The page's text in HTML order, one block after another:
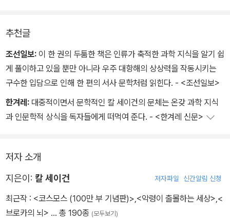
적인 사건이 더 크게 작용하고, 지구에서는 내부적인 변화와 느린과
각하면 된다
추천글
조선일보: 이 한 권의 두툼한 책은 인류가 축적한 과학 지식을 알기 쉽
게 풀이하고 있을 뿐만 아니라 우주 대항해의 상상력을 작동시키는
구수한 입담으로 인해 한 편의 서사 문학처럼 읽힌다. - <조선일보>
한겨레: 대중적이면서 문학적인 칼 세이건의 문체는 온갖 과학 지식
과 인문학적 상식을 독자들에게 떠먹여 준다. - <한겨레 신문>
저자 소개
지은이: 칼 세이건 저자파일 신간알림 신청
최근작 : <코스모스 (100만 부 기념판)>,<악령이 출몰하는 세상>,<
브로카의 뇌> … 총 190종 (모두보기)